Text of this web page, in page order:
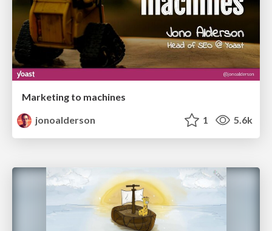
Marketing to machines
jonoalderson
1 5.6k